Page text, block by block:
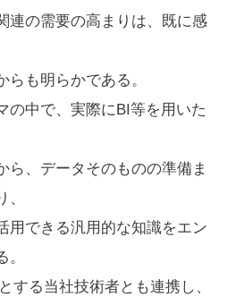
連の需要の高まりは、既に感
も明らかである。
の中で、実際にBI等を用いた
ら、データそのものの準備ま
用できる汎用的な知識をエン
する当社技術者とも連携し、